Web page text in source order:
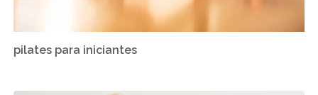
pilates para iniciantes